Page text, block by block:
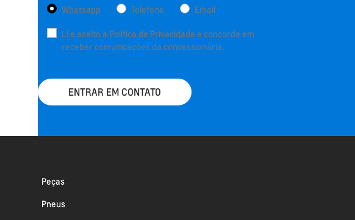
Whatsapp Telefone Email
Li e aceito a Política de Privacidade e concordo em
receber comunicações da concessionária.
ENTRAR EM CONTATO
Peças
Pneus